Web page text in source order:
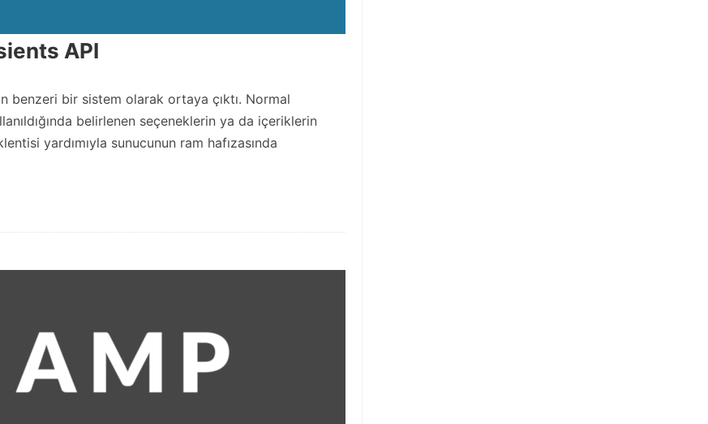
API
benzeri bir sistem olarak ortaya çıktı. Normal
belirlenen seçeneklerin ya da içeriklerin
yardımıyla sunucunun ram hafızasında